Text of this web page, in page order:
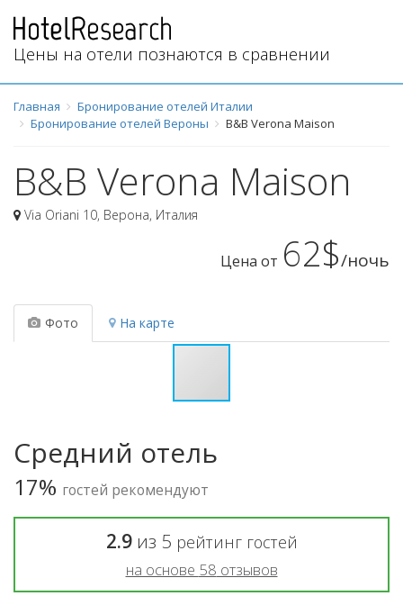
Цены на отели познаются в сравнении
Главная
Бронирование отелей Италии
Бронирование отелей Вероны
B&B Verona Maison
B&B Verona Maison
Via Oriani 10, Верона, Италия
Цена от 62$/ночь
Фото На карте
Средний отель
17% гостей рекомендуют
2.9из 5 рейтинг гостей
на основе 58 отзывов